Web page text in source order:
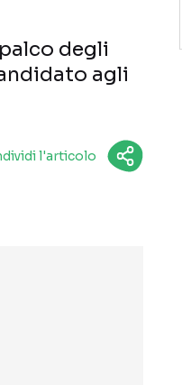
degli
agli
l'articolo